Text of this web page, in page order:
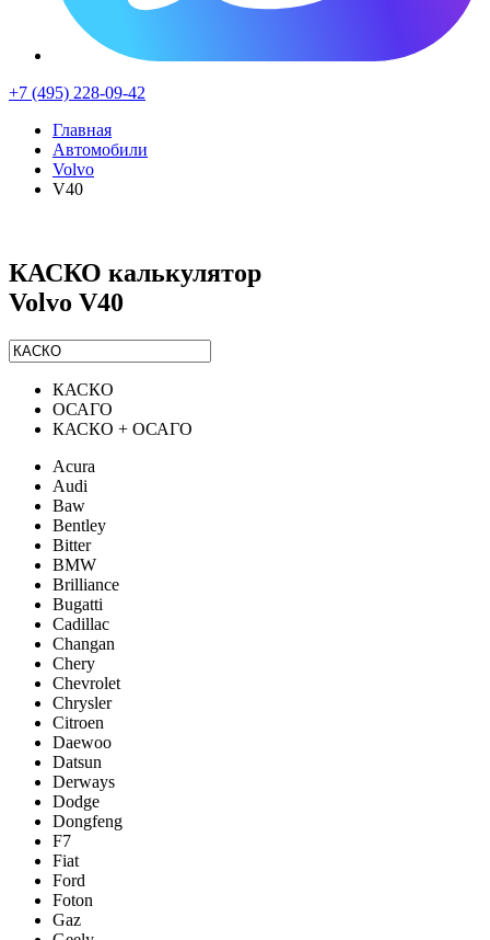
+7 (495) 228-09-42
Главная
Автомобили
Volvo
V40
КАСКО калькулятор
Volvo V40
КАСКО
ОСАГО
КАСКО + ОСАГО
Acura
Audi
Baw
Bentley
Bitter
BMW
Brilliance
Bugatti
Cadillac
Changan
Chery
Chevrolet
Chrysler
Citroen
Daewoo
Datsun
Derways
Dodge
Dongfeng
F7
Fiat
Ford
Foton
Gaz